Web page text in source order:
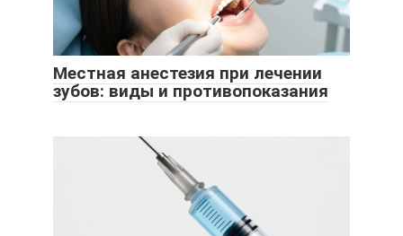
Местная анестезия при лечении
зубов: виды и противопоказания